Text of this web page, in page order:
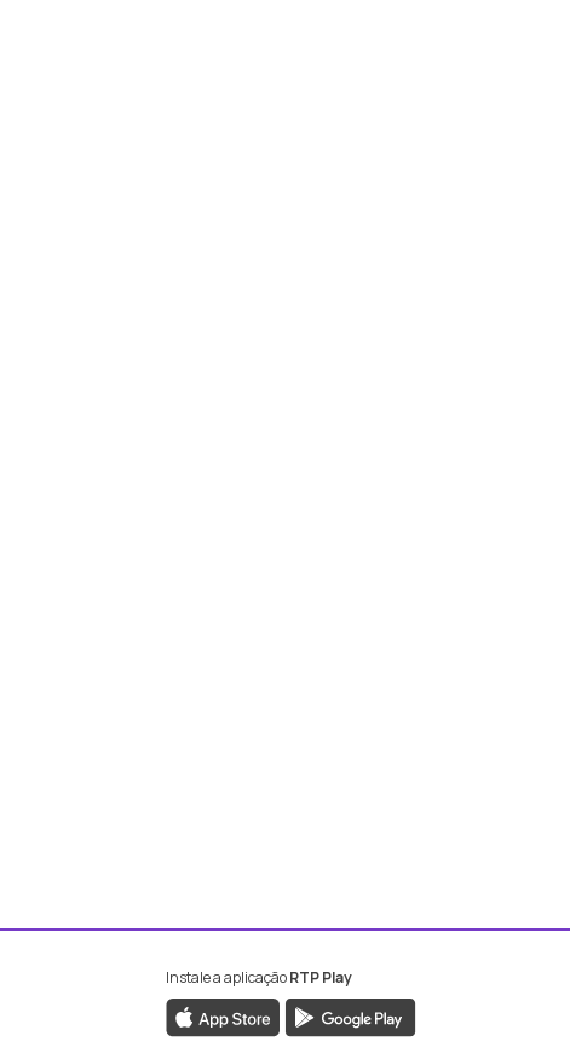
da RTP Antena 2
da RTP Antena 2
ao YouTube da RTP Antena 2
ao X da RTP Antena 2
Instale a aplicaçãoRTP Play